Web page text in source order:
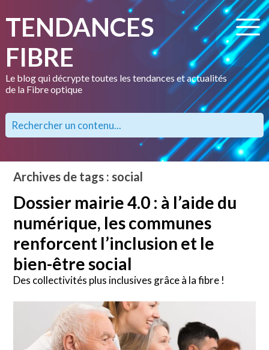
TENDANCES
FIBRE
Le blog qui décrypte toutes les tendances et actualités
de la Fibre optique
Archives de tags : social
Dossier mairie 4.0 : à l’aide du
numérique, les communes
renforcent l’inclusion et le
bien-être social
Des collectivités plus inclusives grâce à la fibre !